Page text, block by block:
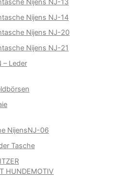
Nijens NJ-13
Nijens NJ-14
Nijens NJ-20
Nijens NJ-21
– Leder
NijensNJ-06
Tasche
HUNDEMOTIV